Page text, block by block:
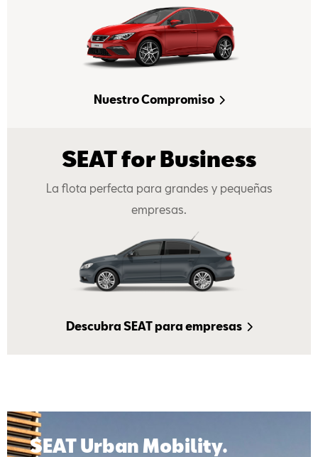
Nuestro Compromiso
SEAT for Business
La flota perfecta para grandes y pequeñas
empresas.
Descubra SEAT para empresas
SEAT Urban Mobility.